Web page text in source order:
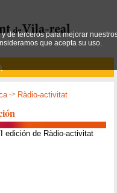
-> Ràdio-activitat
edición de Ràdio-activitat
de terceros para mejorar
que acepta su uso.